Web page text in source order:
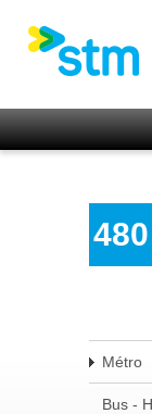
480
Métro
Bus -